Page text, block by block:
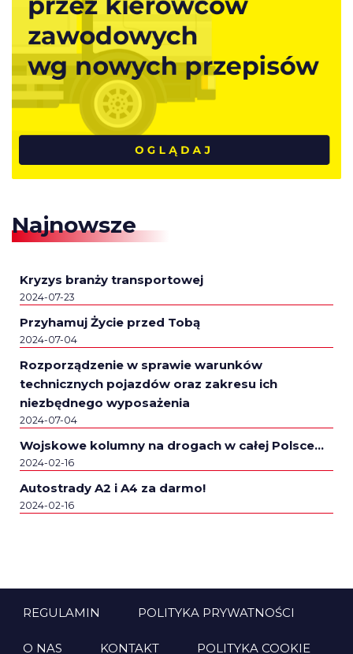
Najnowsze
Kryzys branży transportowej
2024-07-23
Przyhamuj Życie przed Tobą
2024-07-04
Rozporządzenie w sprawie warunków
technicznych pojazdów oraz zakresu ich
niezbędnego wyposażenia
2024-07-04
Wojskowe kolumny na drogach w całej Polsce…
2024-02-16
Autostrady A2 i A4 za darmo!
2024-02-16
REGULAMIN POLITYKA PRYWATNOŚCI
O NAS KONTAKT POLITYKA COOKIE